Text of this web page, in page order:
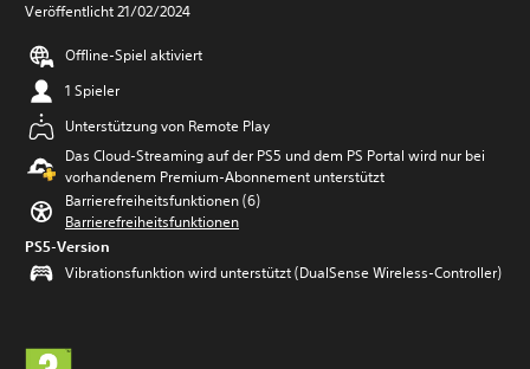
Veröffentlicht 21/02/2024
Offline-Spiel aktiviert
1 Spieler
Unterstützung von Remote Play
Das Cloud-Streaming auf der PS5 und dem PS Portal wird nur bei
vorhandenem Premium-Abonnement unterstützt
Barrierefreiheitsfunktionen (6)
Barrierefreiheitsfunktionen
PS5-Version
Vibrationsfunktion wird unterstützt (DualSense Wireless-Controller)